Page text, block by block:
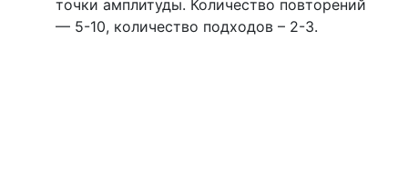
точки амплитуды. Количество повторений
— 5-10, количество подходов – 2-3.